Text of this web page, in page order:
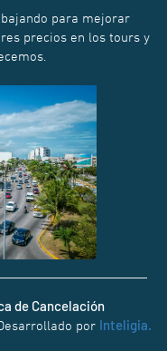
mejorar
precios en los tours y
de Cancelación
por Inteligia.